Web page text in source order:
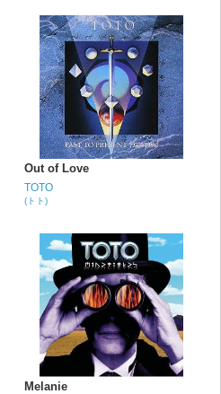
Out of Love
TOTO
(トト)
Melanie